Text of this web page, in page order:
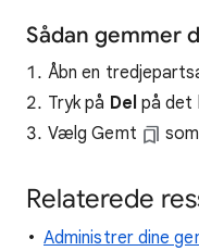
Sådan gemmer
Åbn en
Tryk på Del på det
Vælg Gemt
Relaterede
Administrer dine